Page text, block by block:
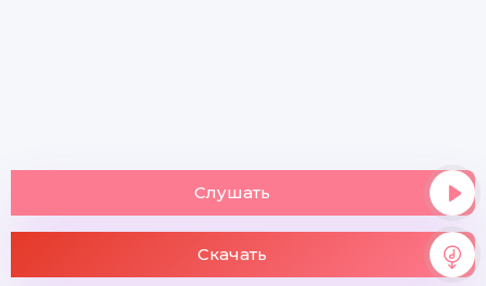
Слушать
Скачать